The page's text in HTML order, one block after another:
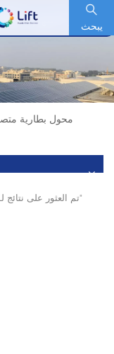
يبحث
رمز السهم : 600153.SH
محول بطارية متصل
1 تم العثور على نتائج لـ "محول بطارية متصل بالشبكة بقدرة 15 كيلوواط"